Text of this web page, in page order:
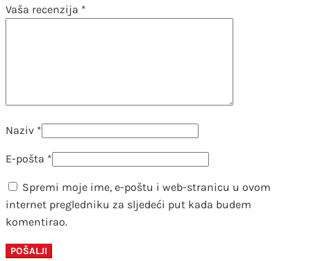
Vaša recenzija *
Naziv *
E-pošta *
Spremi moje ime, e-poštu i web-stranicu u ovom
internet pregledniku za sljedeći put kada budem
komentirao.